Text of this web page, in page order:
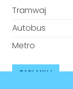
Tramwaj
Autobus
Metro
ZAPLANUJ